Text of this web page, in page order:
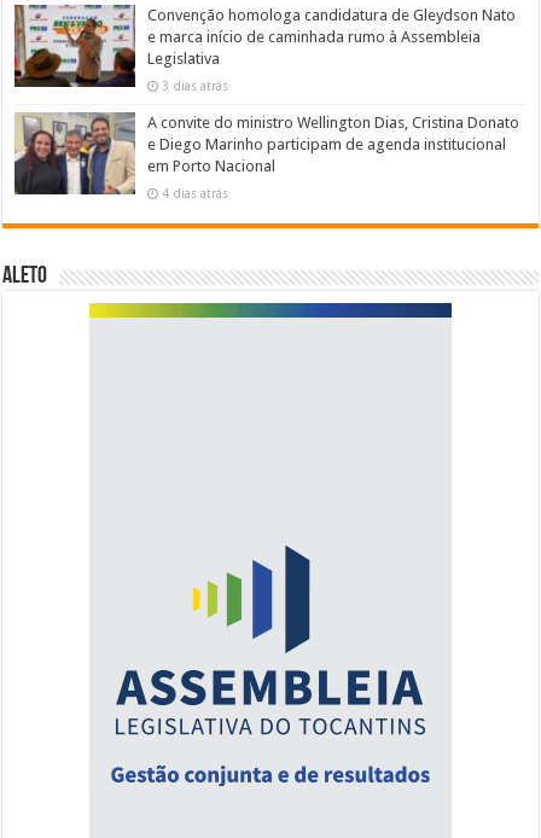
Convenção homologa candidatura de Gleydson Nato
e marca início de caminhada rumo à Assembleia
Legislativa
3 dias atrás
A convite do ministro Wellington Dias, Cristina Donato
e Diego Marinho participam de agenda institucional
em Porto Nacional
4 dias atrás
ALETO